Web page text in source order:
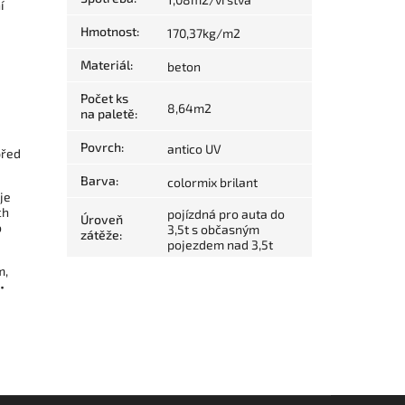
Hmotnost: 170,37kg/m2
Materiál: beton
Počet ks
na paletě: 8,64m2
Povrch: antico UV
Barva: colormix brilant
Úroveň
zátěže:
pojízdná pro auta do
3,5t s občasným
pojezdem nad 3,5t